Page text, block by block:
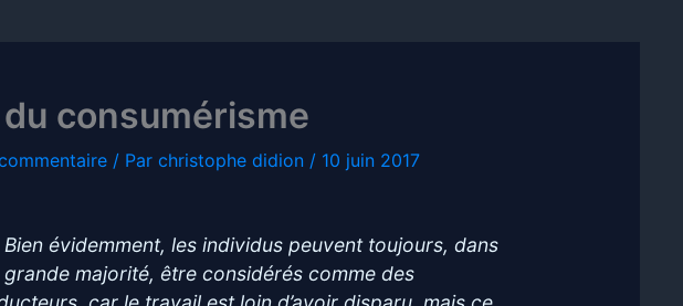
du consumérisme
/ Par christophe didion / 10 juin 2017
évidemment, les individus peuvent toujours, dans
grande majorité, être considérés comme des